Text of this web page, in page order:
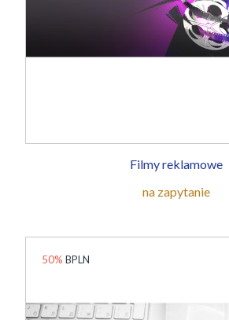
Filmy reklamowe
na zapytanie
50% BPLN